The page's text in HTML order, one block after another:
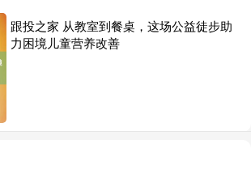
跟投之家 从教室到餐桌，这场公益徒步助
力困境儿童营养改善